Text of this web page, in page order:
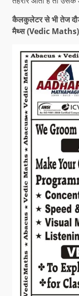
कैलकुलेटर से भी तेज
मैथ्स (Vedic